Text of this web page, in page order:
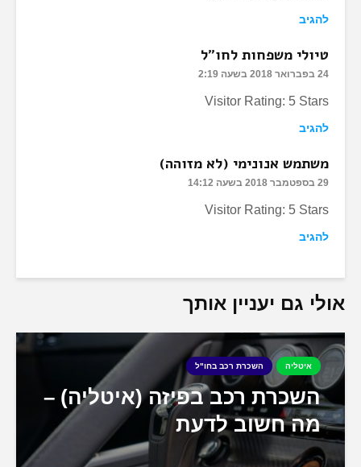
להגיב
טיולי משפחות לחו"ל
24 בפברואר 2018 בשעה 2:19
Visitor Rating: 5 Stars
להגיב
משתמש אנונימי (לא מזוהה)
29 בספטמבר 2018 בשעה 14:12
Visitor Rating: 5 Stars
להגיב
אולי גם יעניין אותך
איטליה השכרת רכב בחו"ל
השכרת רכב בפיזה (איטליה) –
מה חשוב לדעת